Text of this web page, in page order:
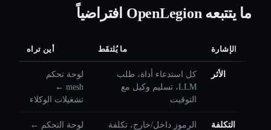
ما يتتبعه OpenLegion افتراضياً
الإشارة ما يُلتقَط أين تراه
الأثر
كل استدعاء أداة، طلب
LLM، تسليم وكيل مع
التوقيت
لوحة تحكم
mesh ←
تشغيلات الوكلاء
التكلفة
الرموز داخل/خارج، تكلفة
لوحة التحكم ←